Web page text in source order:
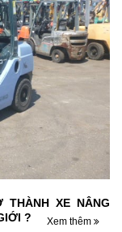
THÀNH XE NÂNG
?
Xem thêm